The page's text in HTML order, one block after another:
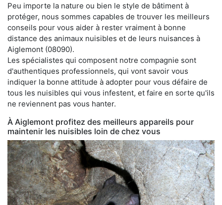
Peu importe la nature ou bien le style de bâtiment à
protéger, nous sommes capables de trouver les meilleurs
conseils pour vous aider à rester vraiment à bonne
distance des animaux nuisibles et de leurs nuisances à
Aiglemont (08090).
Les spécialistes qui composent notre compagnie sont
d'authentiques professionnels, qui vont savoir vous
indiquer la bonne attitude à adopter pour vous défaire de
tous les nuisibles qui vous infestent, et faire en sorte qu'ils
ne reviennent pas vous hanter.
À Aiglemont profitez des meilleurs appareils pour
maintenir les nuisibles loin de chez vous